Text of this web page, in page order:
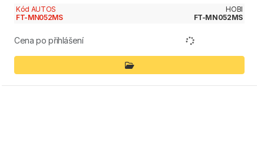
Kód AUTOS
FT-MN052MS
HOBI
FT-MN052MS
Cena po přihlášení